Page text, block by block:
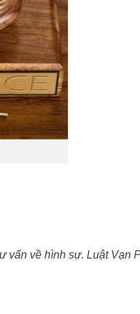
vấn về hình sự. Luật Vạn